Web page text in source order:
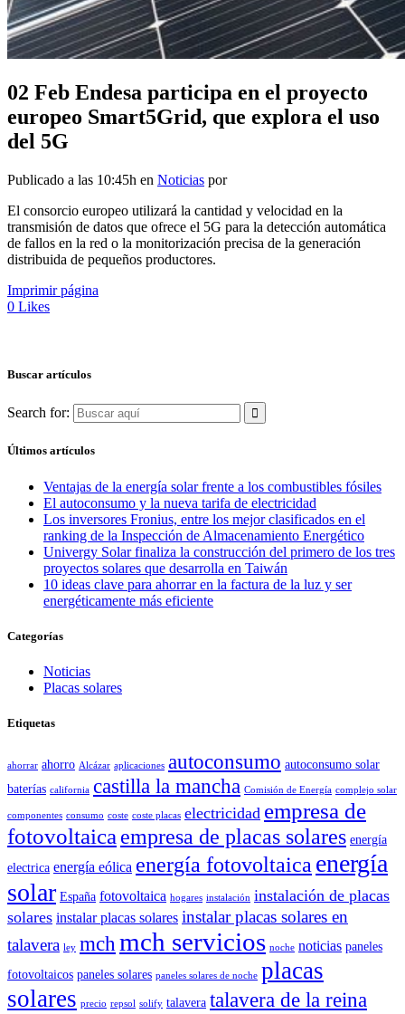
02 Feb Endesa participa en el proyecto
europeo Smart5Grid, que explora el uso
del 5G
Publicado a las 10:45h en Noticias por
El consorcio europeo utilizará la cantidad y velocidad en la
transmisión de datos que ofrece el 5G para la detección automática
de fallos en la red o la monitorización precisa de la generación
distribuida de pequeños productores.
Imprimir página
0 Likes
Buscar artículos
Search for:
Últimos artículos
Ventajas de la energía solar frente a los combustibles fósiles
El autoconsumo y la nueva tarifa de electricidad
Los inversores Fronius, entre los mejor clasificados en el
ranking de la Inspección de Almacenamiento Energético
Univergy Solar finaliza la construcción del primero de los tres
proyectos solares que desarrolla en Taiwán
10 ideas clave para ahorrar en la factura de la luz y ser
energéticamente más eficiente
Categorías
Noticias
Placas solares
Etiquetas
ahorrar ahorro Alcázar aplicaciones autoconsumo autoconsumo solar
baterías california castilla la mancha Comisión de Energía complejo solar
componentes consumo coste coste placas electricidad empresa de
fotovoltaica empresa de placas solares energía
electrica energía eólica energía fotovoltaica energía
solar España fotovoltaica hogares instalación instalación de placas
solares instalar placas solares instalar placas solares en
talavera ley mch mch servicios noche noticias paneles
fotovoltaicos paneles solares paneles solares de noche placas
solares precio repsol solify talavera talavera de la reina